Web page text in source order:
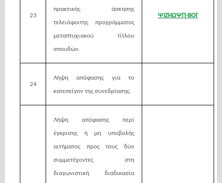
23
πρακτικής άσκησης
τελειόφοιτης προγράμματος
μεταπτυχιακού τίτλου
σπουδών.
ΨΙΖΗΩΨΠ-ΒΟΓ
24
Λήψη απόφασης για το
κατεπείγον της συνεδρίασης.
Λήψη απόφασης περί
έγκρισης ή μη υποβολής
αιτήματος προς τους δύο
συμμετέχοντες στη
διαγωνιστική διαδικασία